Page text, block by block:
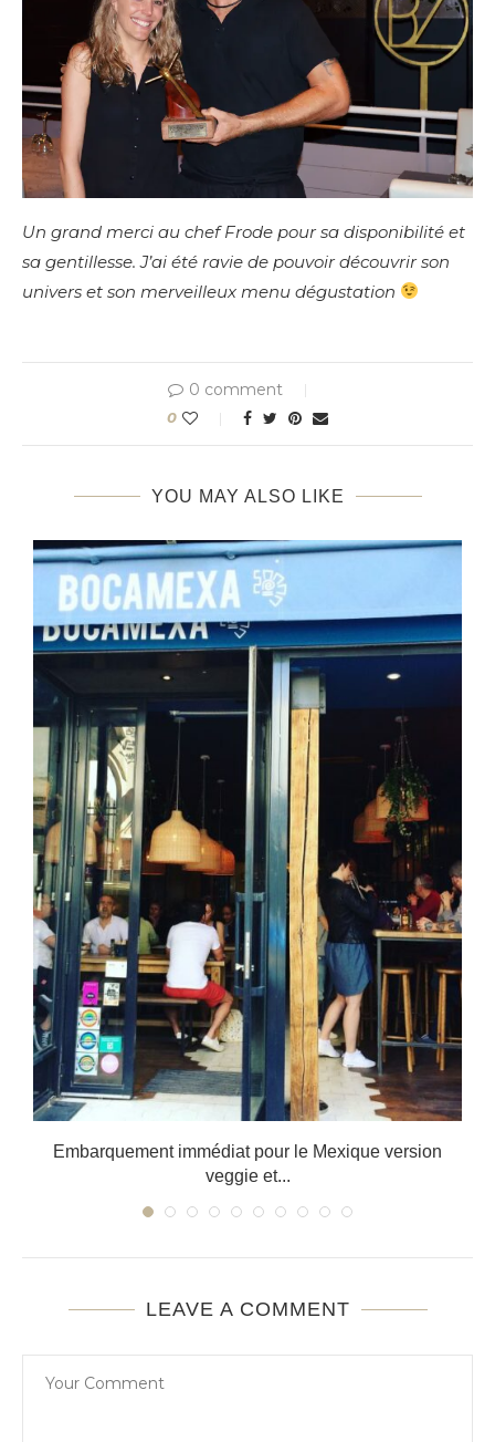
Un grand merci au chef Frode pour sa disponibilité et
sa gentillesse. J’ai été ravie de pouvoir découvrir son
univers et son merveilleux menu dégustation
0 comment
0
YOU MAY ALSO LIKE
Embarquement immédiat pour le Mexique version
veggie et...
LEAVE A COMMENT